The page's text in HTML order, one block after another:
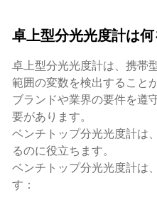
卓上型分光光度計は
卓上型分光光度計は、携帯
範囲の変数を検出すること
ブランドや業界の要件を遵
要があります。
ベンチトップ分光光度計は
るのに役立ちます。
ベンチトップ分光光度計は
す：